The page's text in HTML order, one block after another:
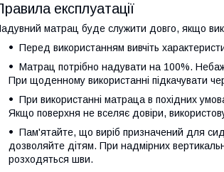
експлуатації
матрац буде служити довго, якщо
Перед використанням вивчіть
Матрац потрібно надувати на 100%.
При щоденному використанні підкачувати
При використанні матраца в похідних
Якщо поверхня не вселяє довіри,
Пам'ятайте, що виріб призначений для
дозволяйте дітям. При надмірних
розходяться шви.